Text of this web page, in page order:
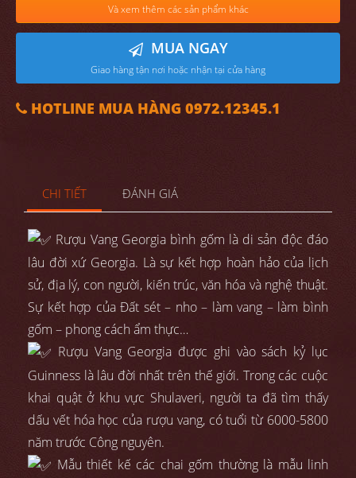
Và xem thêm các sản phẩm khác
MUA NGAY
Giao hàng tận nơi hoặc nhận tại cửa hàng
HOTLINE MUA HÀNG 0972.12345.1
CHI TIẾT ĐÁNH GIÁ
Rượu Vang Georgia bình gốm là di sản độc đáo
lâu đời xứ Georgia. Là sự kết hợp hoàn hảo của lịch
sử, địa lý, con người, kiến trúc, văn hóa và nghệ thuật.
Sự kết hợp của Đất sét – nho – làm vang – làm bình
gốm – phong cách ẩm thực…
Rượu Vang Georgia được ghi vào sách kỷ lục
Guinness là lâu đời nhất trên thế giới. Trong các cuộc
khai quật ở khu vực Shulaveri, người ta đã tìm thấy
dấu vết hóa học của rượu vang, có tuổi từ 6000-5800
năm trước Công nguyên.
Mẫu thiết kế các chai gốm thường là mẫu linh